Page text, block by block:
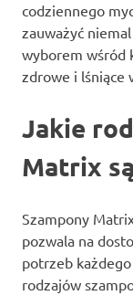
codziennego
zauważyć
wyborem wśród
zdrowe i lśniące
Jakie
Matrix
Szampony
pozwala na
potrzeb
rodzajów